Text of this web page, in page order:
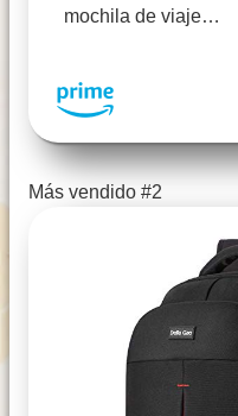
mochila de viaje…
Más vendido #2